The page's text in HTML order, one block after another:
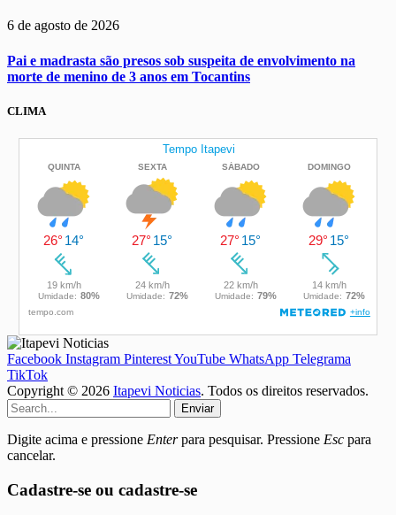
6 de agosto de 2026
Pai e madrasta são presos sob suspeita de envolvimento na
morte de menino de 3 anos em Tocantins
CLIMA
Facebook Instagram PinterestYouTube WhatsApp Telegrama
TikTok
Copyright © 2026 Itapevi Noticias. Todos os direitos reservados.
Enviar
Digite acima e pressione Enterpara pesquisar. Pressione Esc para
cancelar.
Cadastre-se ou cadastre-se